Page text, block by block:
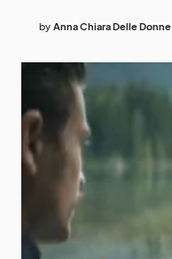
by Anna Chiara Delle Donne